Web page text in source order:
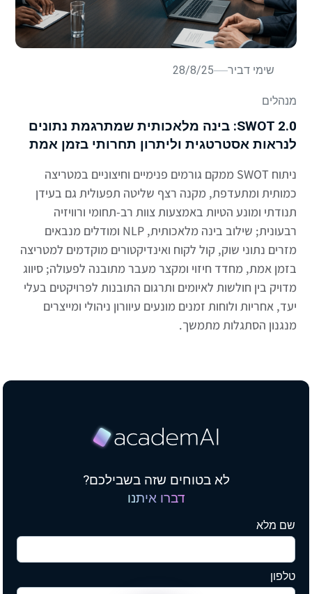
שימי דביר 28/8/25
מנהלים
SWOT 2.0: בינה מלאכותית שמתרגמת נתונים
לנראות אסטרטגית וליתרון תחרותי בזמן אמת
ניתוח SWOT ממקם גורמים פנימיים וחיצוניים במטריצה
כמותית ומתעדפת, מקנה רצף שליטה תפעולית גם בעידן
תנודתי ומונע הטיות באמצעות צוות רב-תחומי ורוויזיה
רבעונית; שילוב בינה מלאכותית, NLP ומודלים מנבאים
מזרים נתוני שוק, קול לקוח ואינדיקטורים מוקדמים למטריצה
בזמן אמת, מחדד חיזוי ומקצר מעבר מתובנה לפעולה; סיווג
מדויק בין חולשות לאיומים ותרגום התובנות לפרויקטים בעלי
יעד, אחריות ולוחות זמנים מונעים עיוורון ניהולי ומייצרים
מנגנון הסתגלות מתמשך.
לא בטוחים שזה בשבילכם?
דברו איתנו
שם מלא
טלפון